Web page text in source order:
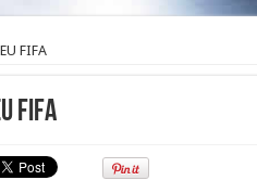
FIFA
FIFA